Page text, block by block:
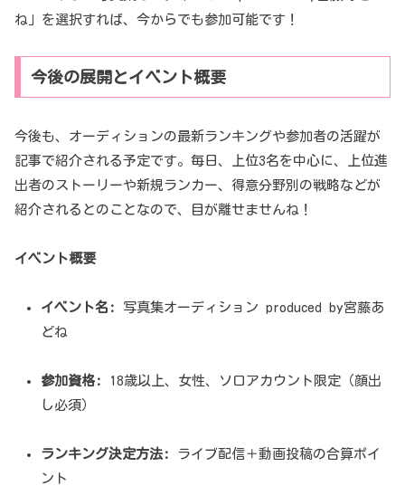
ね」を選択すれば、今からでも参加可能です！
今後の展開とイベント概要
今後も、オーディションの最新ランキングや参加者の活躍が
記事で紹介される予定です。毎日、上位3名を中心に、上位進
出者のストーリーや新規ランカー、得意分野別の戦略などが
紹介されるとのことなので、目が離せませんね！
イベント概要
イベント名:
写真集オーディション produced by宮藤あ
どね
参加資格:
18歳以上、女性、ソロアカウント限定（顔出
し必須）
ランキング決定方法:
ライブ配信＋動画投稿の合算ポイ
ント